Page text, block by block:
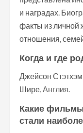
и наградах.
факты из личной
отношения,
Когда и где
Джейсон
Шире, Англия.
Какие
стали